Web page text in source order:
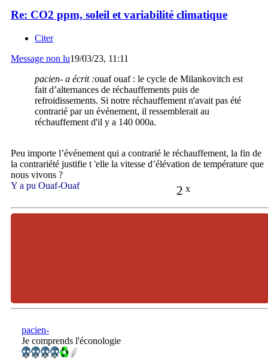
Re: CO2 ppm, soleil et variabilité climatique
Citer
Message non lu19/03/23, 11:11
pacien- a écrit :ouaf ouaf : le cycle de Milankovitch est
fait d’alternances de réchauffements puis de
refroidissements. Si notre réchauffement n'avait pas été
contrarié par un événement, il ressemblerait au
réchauffement d'il y a 140 000a.
Peu importe l’événement qui a contrarié le réchauffement, la fin de
la contrariété justifie t 'elle la vitesse d’élévation de température que
nous vivons ?
2 x
Y a pu Ouaf-Ouaf
pacien-
Je comprends l'éconologie